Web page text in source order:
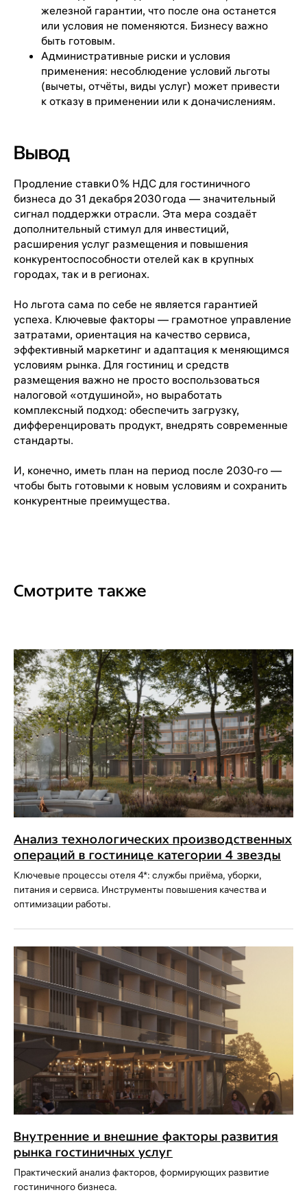
железной гарантии, что после она останется
или условия не поменяются. Бизнесу важно
быть готовым.
Административные риски и условия
применения: несоблюдение условий льготы
(вычеты, отчёты, виды услуг) может привести
к отказу в применении или к доначислениям.
Вывод
Продление ставки 0 % НДС для гостиничного
бизнеса до 31 декабря 2030 года — значительный
сигнал поддержки отрасли. Эта мера создаёт
дополнительный стимул для инвестиций,
расширения услуг размещения и повышения
конкурентоспособности отелей как в крупных
городах, так и в регионах.
Но льгота сама по себе не является гарантией
успеха. Ключевые факторы — грамотное управление
затратами, ориентация на качество сервиса,
эффективный маркетинг и адаптация к меняющимся
условиям рынка. Для гостиниц и средств
размещения важно не просто воспользоваться
налоговой «отдушиной», но выработать
комплексный подход: обеспечить загрузку,
дифференцировать продукт, внедрять современные
стандарты.
И, конечно, иметь план на период после 2030‑го —
чтобы быть готовыми к новым условиям и сохранить
конкурентные преимущества.
Смотрите также
Анализ технологических производственных
операций в гостинице категории 4 звезды
Ключевые процессы отеля 4*: службы приёма, уборки,
питания и сервиса. Инструменты повышения качества и
оптимизации работы.
Внутренние и внешние факторы развития
рынка гостиничных услуг
Практический анализ факторов, формирующих развитие
гостиничного бизнеса.
Согласие на обработку персональных данных
Политика в отношении обработки персональных данных